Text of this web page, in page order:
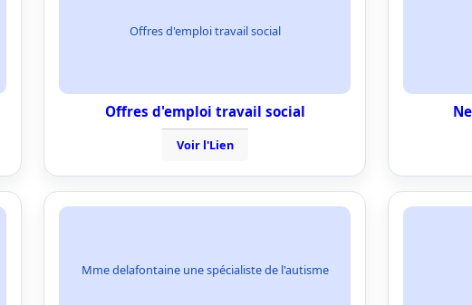
Offres d'emploi travail social
Offres d'emploi travail social
Voir l'Lien
Mme delafontaine une spécialiste de l'autisme